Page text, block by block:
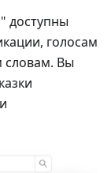
доступны
голосам
словам. Вы